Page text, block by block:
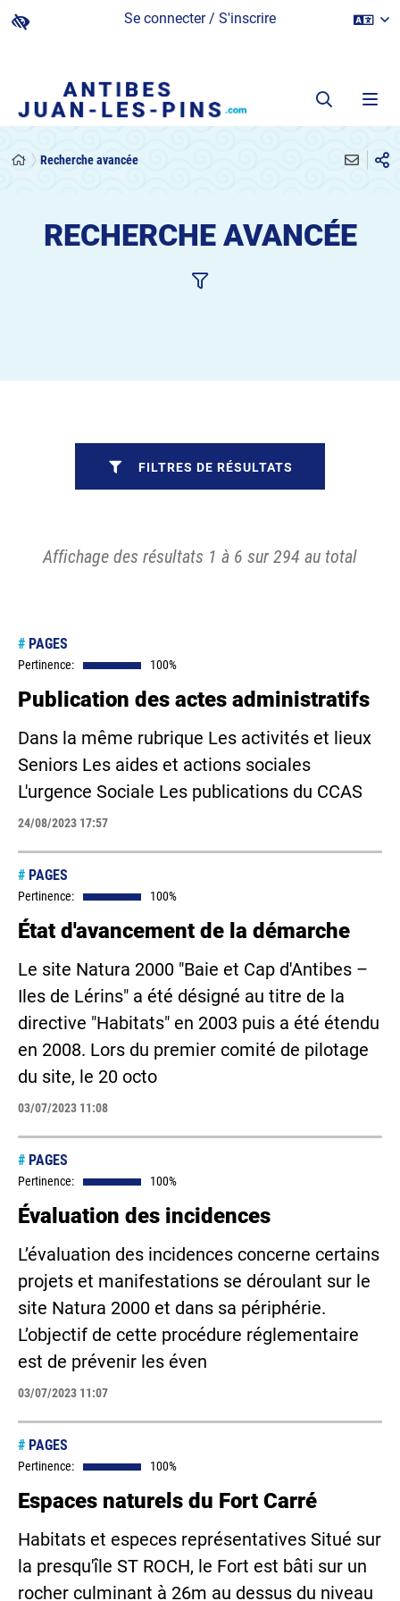
Se connecter / S'inscrire
Recherche avancée
RECHERCHE AVANCÉE
Affichage des résultats 1 à 6 sur 294 au total
# PAGES
Pertinence: 100%
Publication des actes administratifs
Dans la même rubrique Les activités et lieux
Seniors Les aides et actions sociales
L'urgence Sociale Les publications du CCAS
24/08/2023 17:57
# PAGES
Pertinence: 100%
État d'avancement de la démarche
Le site Natura 2000 "Baie et Cap d'Antibes –
Iles de Lérins" a été désigné au titre de la
directive "Habitats" en 2003 puis a été étendu
en 2008. Lors du premier comité de pilotage
du site, le 20 octo
03/07/2023 11:08
# PAGES
Pertinence: 100%
Évaluation des incidences
L’évaluation des incidences concerne certains
projets et manifestations se déroulant sur le
site Natura 2000 et dans sa périphérie.
L’objectif de cette procédure réglementaire
est de prévenir les éven
03/07/2023 11:07
# PAGES
Pertinence: 100%
Espaces naturels du Fort Carré
Habitats et especes représentatives Situé sur
la presqu'île ST ROCH, le Fort est bâti sur un
rocher culminant à 26m au dessus du niveau
FILTRES DE RÉSULTATS